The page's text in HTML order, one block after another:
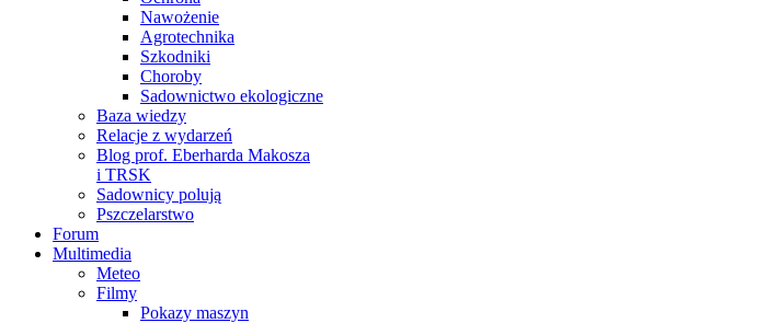
Nawożenie
Agrotechnika
Szkodniki
Choroby
Sadownictwo ekologiczne
Baza wiedzy
Relacje z wydarzeń
Blog prof. Eberharda Makosza
i TRSK
Sadownicy polują
Pszczelarstwo
Forum
Multimedia
Meteo
Filmy
Pokazy maszyn